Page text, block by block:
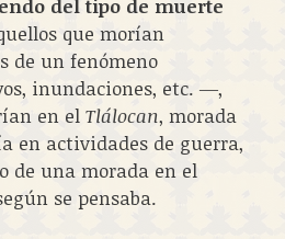
del tipo de muerte
que morían
de un fenómeno
inundaciones, etc. ―,
en el Tlálocan, morada
en actividades de guerra,
de una morada en el
se pensaba.